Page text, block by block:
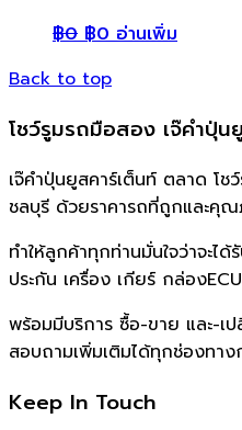
฿0 ฿0 อ่านเพิ่ม
Back to top
โชว์รูมรถมือสอง เจ๊คำปุ่
เจ๊คำปุ่นยูสคาร์เต็นท์ ตลาด โ
ชลบุรี ด้วยราคารถที่ถูกและคุ
ทำให้ลูกค้าทุกท่านมั่นใจว่าจะ
ประกัน เครื่อง เกียร์ กล่อง
พร้อมมีบริการ ซื้อ-ขาย และ-เ
สอบถามเพิ่มเติมได้ทุกช่องทา
Keep In Touch